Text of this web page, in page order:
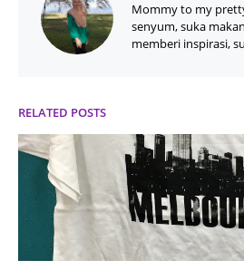
Mommy to my
senyum, suka
memberi inspirasi,
RELATED POSTS